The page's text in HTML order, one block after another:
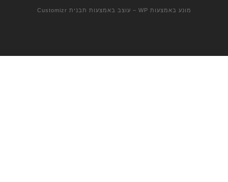
מונע באמצעות WP – עוצב באמצעות תבנית Customizr